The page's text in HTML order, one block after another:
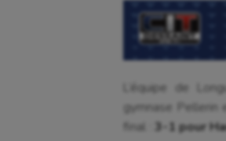
L’équipe de
gymnase Pellerin
final :
3-1 pour